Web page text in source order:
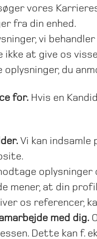
vores
fra din enhed.
vi
ikke at give os
du
for. Hvis en
Vi kan
mener, at din
os referencer,
med dig.
Dette kan f.